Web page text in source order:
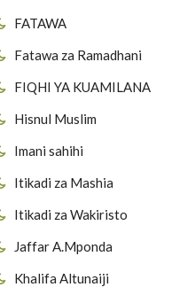
FATAWA
Fatawa za Ramadhani
FIQHI YA KUAMILANA
Hisnul Muslim
Imani sahihi
Itikadi za Mashia
Itikadi za Wakiristo
Jaffar A.Mponda
Khalifa Altunaiji